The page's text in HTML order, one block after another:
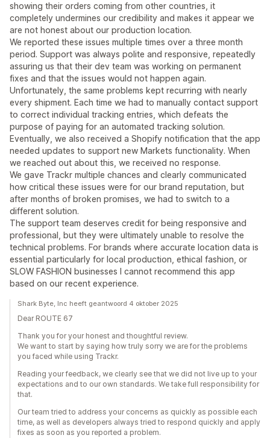
showing their orders coming from other countries, it
completely undermines our credibility and makes it appear we
are not honest about our production location.
We reported these issues multiple times over a three month
period. Support was always polite and responsive, repeatedly
assuring us that their dev team was working on permanent
fixes and that the issues would not happen again.
Unfortunately, the same problems kept recurring with nearly
every shipment. Each time we had to manually contact support
to correct individual tracking entries, which defeats the
purpose of paying for an automated tracking solution.
Eventually, we also received a Shopify notification that the app
needed updates to support new Markets functionality. When
we reached out about this, we received no response.
We gave Trackr multiple chances and clearly communicated
how critical these issues were for our brand reputation, but
after months of broken promises, we had to switch to a
different solution.
The support team deserves credit for being responsive and
professional, but they were ultimately unable to resolve the
technical problems. For brands where accurate location data is
essential particularly for local production, ethical fashion, or
SLOW FASHION businesses I cannot recommend this app
based on our recent experience.
Shark Byte, Inc heeft geantwoord 4 oktober 2025
Dear ROUTE 67
Thank you for your honest and thoughtful review.
We want to start by saying how truly sorry we are for the problems
you faced while using Trackr.
Reading your feedback, we clearly see that we did not live up to your
expectations and to our own standards. We take full responsibility for
that.
Our team tried to address your concerns as quickly as possible each
time, as well as developers always tried to respond quickly and apply
fixes as soon as you reported a problem.